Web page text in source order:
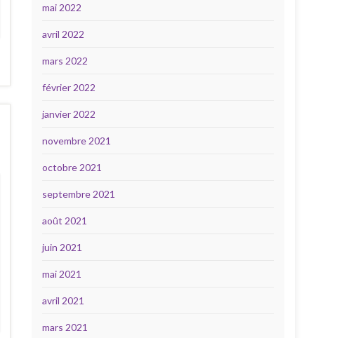
mai 2022
avril 2022
mars 2022
février 2022
janvier 2022
novembre 2021
octobre 2021
septembre 2021
août 2021
juin 2021
mai 2021
avril 2021
mars 2021